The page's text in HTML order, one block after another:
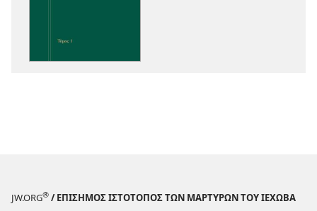
JW.ORG® / ΕΠΙΣΗΜΟΣ ΙΣΤΟΤΟΠΟΣ ΤΩΝ ΜΑΡΤΥΡΩΝ ΤΟΥ ΙΕΧΩΒΑ